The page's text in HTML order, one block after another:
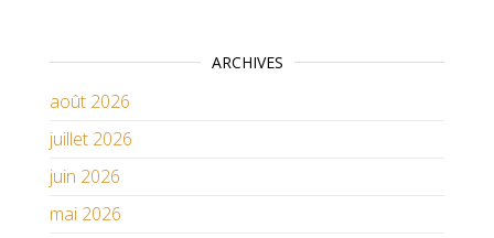
ARCHIVES
août 2026
juillet 2026
juin 2026
mai 2026